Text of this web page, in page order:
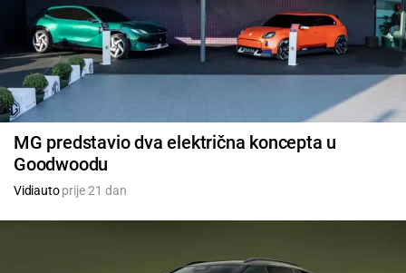
MG predstavio dva električna koncepta u
Goodwoodu
Vidiautoprije 21 dan